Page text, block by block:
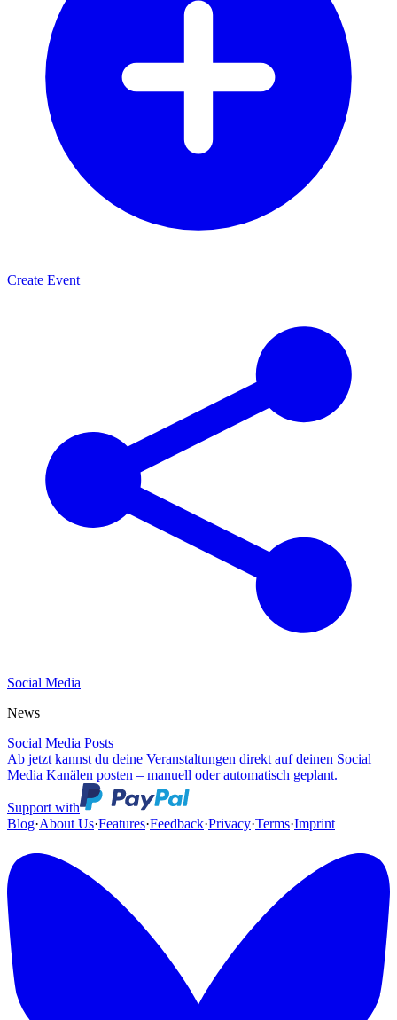
Create Event
Social Media
News
Social Media Posts
Ab jetzt kannst du deine Veranstaltungen direkt auf deinen Social
Media Kanälen posten – manuell oder automatisch geplant.
Support with
Blog·About Us·Features·Feedback·Privacy·Terms·Imprint